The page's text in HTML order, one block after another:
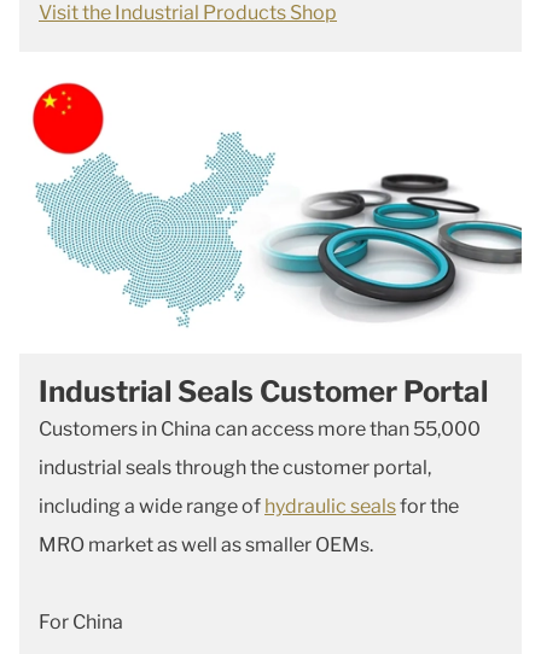
Visit the Industrial Products Shop
Industrial Seals Customer Portal
Customers in China can access more than 55,000
industrial seals through the customer portal,
including a wide range of hydraulic sealsfor the
MRO market as well as smaller OEMs.
For China